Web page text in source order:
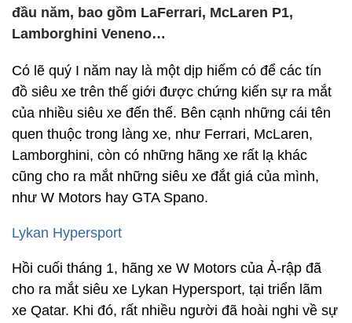
đầu năm, bao gồm LaFerrari, McLaren P1,
Lamborghini Veneno…
Có lẽ quý I năm nay là một dịp hiếm có để các tín
đồ siêu xe trên thế giới được chứng kiến sự ra mắt
của nhiều siêu xe đến thế. Bên cạnh những cái tên
quen thuộc trong làng xe, như Ferrari, McLaren,
Lamborghini, còn có những hãng xe rất lạ khác
cũng cho ra mắt những siêu xe đắt giá của mình,
như W Motors hay GTA Spano.
Lykan Hypersport
Hồi cuối tháng 1, hãng xe W Motors của Ả-rập đã
cho ra mắt siêu xe Lykan Hypersport, tại triển lãm
xe Qatar. Khi đó, rất nhiều người đã hoài nghi về sự